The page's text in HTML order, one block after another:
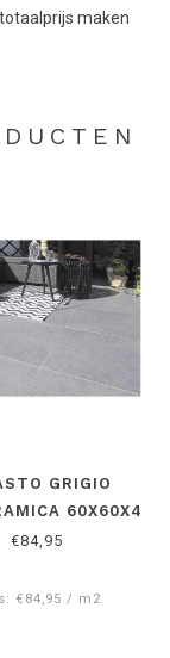
maken
GRIGIO
60X60X4
CM
€84,95
€84,95 / m2